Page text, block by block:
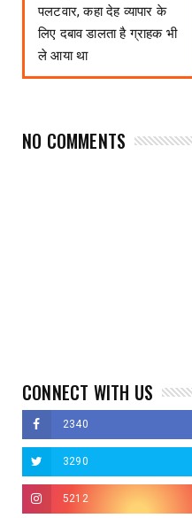
पलटवार, कहा देह व्यापार के
लिए दबाव डालता है ग्राहक भी
ले आया था
NO COMMENTS
CONNECT WITH US
2340
3290
5212